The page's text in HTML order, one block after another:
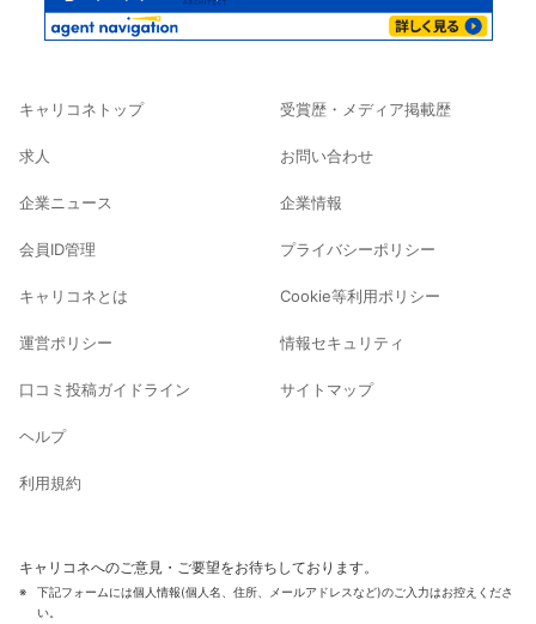
キャリコネトップ
求人
企業ニュース
会員ID管理
キャリコネとは
運営ポリシー
口コミ投稿ガイドライン
ヘルプ
利用規約
受賞歴・メディア掲載歴
お問い合わせ
企業情報
プライバシーポリシー
Cookie等利用ポリシー
情報セキュリティ
サイトマップ
キャリコネへのご意見・ご要望をお待ちしております。
下記フォームには個人情報(個人名、住所、メールアドレスなど)のご入力はお控えくださ
い。